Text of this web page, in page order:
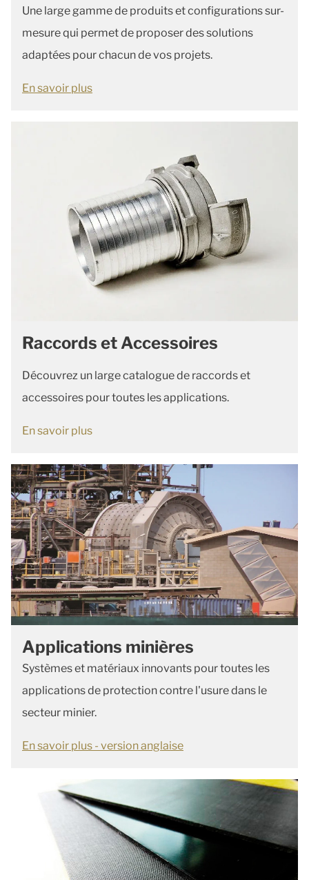
Une large gamme de produits et configurations sur-
mesure qui permet de proposer des solutions
adaptées pour chacun de vos projets.
En savoir plus
Raccords et Accessoires
Découvrez un large catalogue de raccords et
accessoires pour toutes les applications.
En savoir plus
Applications minières
Systèmes et matériaux innovants pour toutes les
applications de protection contre l'usure dans le
secteur minier.
En savoir plus - version anglaise